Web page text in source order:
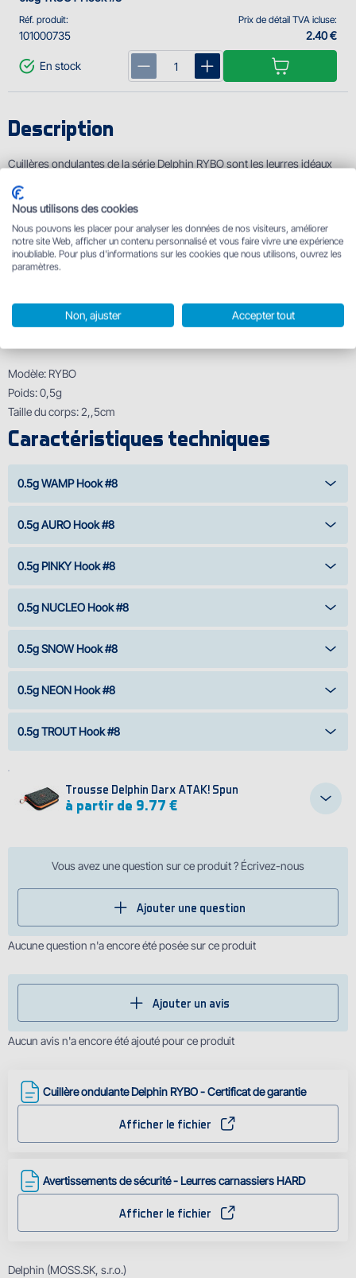
Réf. produit:
101000735
Prix de détail TVA icluse:
2.40 €
En stock
Description
Cuillères ondulantes de la série Delphin RYBO sont les leurres idéaux
pour les eaux de type Trout Area. Leur corps est fabriqué d'alliage de
zinc. Ils sont munis d'un hameçon BOMB! HardLure avec un ardillon et
perdre votre poisson. À part des truites, les carnassiers plus petits des
lacs ou des eaux coulantes seront attirés aussi. Les cuillères sont très
Modѐle: RYBO
Poids: 0,5g
Taille du corps: 2,,5cm
Caractéristiques techniques
0.5g WAMP Hook #8
0.5g AURO Hook #8
0.5g PINKY Hook #8
0.5g NUCLEO Hook #8
0.5g SNOW Hook #8
0.5g NEON Hook #8
0.5g TROUT Hook #8
Trousse Delphin Darx ATAK! Spun
à partir de 9.77 €
Vous avez une question sur ce produit ? Écrivez-nous
Ajouter une question
Aucune question n'a encore été posée sur ce produit
Ajouter un avis
Aucun avis n'a encore été ajouté pour ce produit
Cuillère ondulante Delphin RYBO - Certificat de garantie
Afficher le fichier
Avertissements de sécurité - Leurres carnassiers HARD
Afficher le fichier
Delphin (MOSS.SK, s.r.o.)
Nous utilisons des cookies
Nous pouvons les placer pour analyser les données de nos visiteurs, améliorer
notre site Web, afficher un contenu personnalisé et vous faire vivre une expérience
inoubliable. Pour plus d'informations sur les cookies que nous utilisons, ouvrez les
paramètres.
Non, ajuster Accepter tout